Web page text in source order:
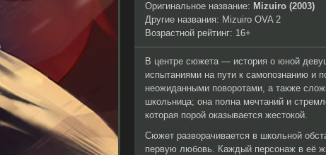
Оригинальное название: Mizuiro (2003)
Другие названия: Mizuiro OVA 2
Возрастной рейтинг: 16+
В центре сюжета — история о юной
испытаниями на пути к самопознанию и
неожиданными поворотами, а также
школьница; она полна мечтаний и
которая порой оказывается жестокой.
Сюжет разворачивается в школьной
первую любовь. Каждый персонаж в её